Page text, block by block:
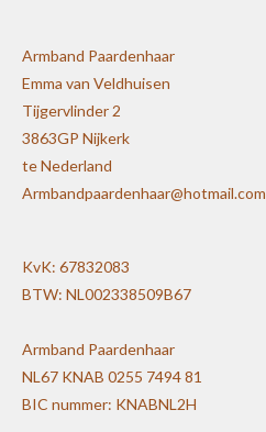
Armband Paardenhaar
Emma van Veldhuisen
Tijgervlinder 2
3863GP Nijkerk
te Nederland
Armbandpaardenhaar@hotmail.com
KvK: 67832083
BTW: NL002338509B67
Armband Paardenhaar
NL67 KNAB 0255 7494 81
BIC nummer: KNABNL2H